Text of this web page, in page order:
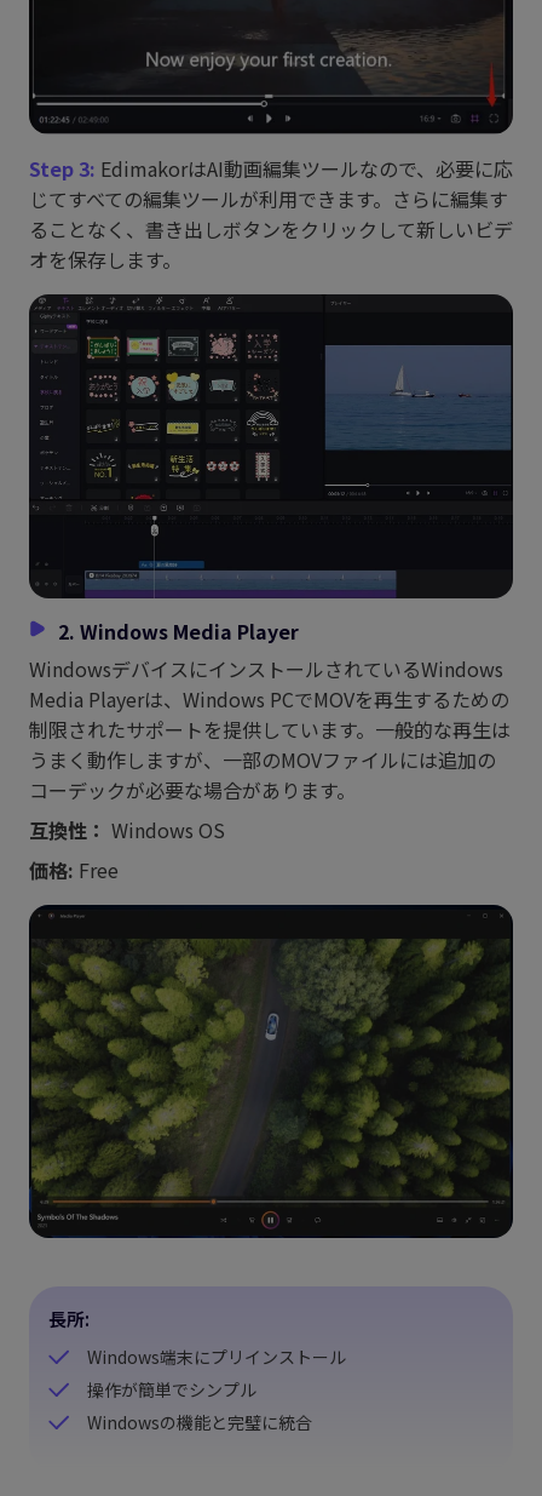
Step 3: EdimakorはAI動画編集ツールなので、必要に応
じてすべての編集ツールが利用できます。さらに編集す
ることなく、書き出しボタンをクリックして新しいビデ
オを保存します。
2. Windows Media Player
WindowsデバイスにインストールされているWindows
Media Playerは、Windows PCでMOVを再生するための
制限されたサポートを提供しています。一般的な再生は
うまく動作しますが、一部のMOVファイルには追加の
コーデックが必要な場合があります。
互換性： Windows OS
価格: Free
長所:
Windows端末にプリインストール
操作が簡単でシンプル
Windowsの機能と完璧に統合